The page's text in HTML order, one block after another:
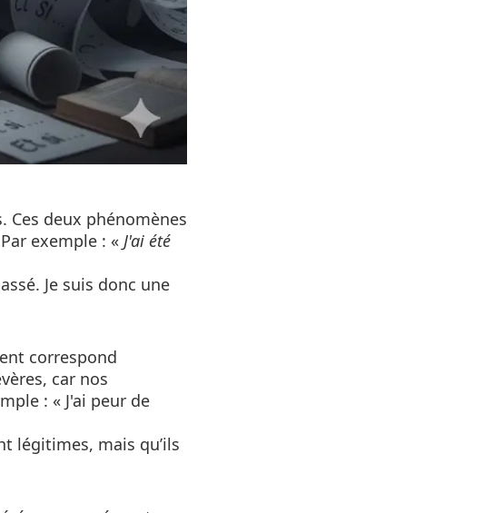
deux phénomènes
exemple : « J'ai été
Je suis donc une
correspond
car nos
: « J'ai peur de
légitimes, mais qu’ils